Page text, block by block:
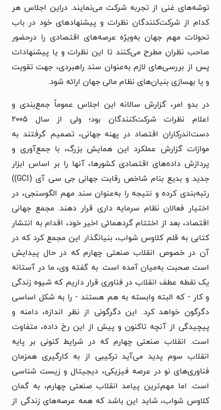
توشه‌های غنی از تجربه شرکت می‌نمایند. دراین اجلاس هر
کدام از شرکت‌کنندگان نظرات و پیشنهادهای خود در باب
تحولات مهم جهان به‌ویژه عرصه‌های اقتصادی را درحضور
صاحب نظران مطرح می‌کنند تا این نظرات و یا پیشنهادات
پس از بررسی‌های لازم به‌عنوان سند راهبردی، جهت تقویت
و یا بهسازی بنیان‌های نظام مالی جهان ارائه شود.
در بدو امر، گزارش سالانه این اجلاس عموماً جمع‌بندی و
اعلام نظرات شرکت‌کنندگان بود؛ ولی از سال ۲۰۰۵
دست‌اندرکاران اقتصاد در پهنه جهانی، تصمیم گرفتند به
موازات گزارش عملکرد این همایش بزرگ، با جمع‌آوری و
پردازش داده‌های اقتصادی کشورها، آنها را بر اساس ابزار
جدید و بدیع بنام شاخص رقابت جهانی
جی سی آی (GCI))
رتبه‌بندی کرده و نتیجه را به‌عنوان سند مهم الگوسنجی، در
اختیار فعالان نظام سرمایه داری قرار دهند. مجمع جهانی
اقتصاد، بعد از اختتام گردهمائی اخیر خود، اقدام به انتشار
کتابی به قلم کلاوس شواب، بنیانگذار این مجمع کرد که در
آن در خصوص انقلاب صنعتی چهارم که در حال پیدایش
است صحبت به‌میان آمده است. به گفته وی، ما در آستانه
یک نقطه عطف انقلاب در فناوری قرار داریم که شیوه زندگی
و کار - که البته وابسته به هم هستند - را به شکل اساسی
دگرگون خواهد کرد. این دگرگونی از نظر اندازه، دامنه و
پیچیدگی از آنچه تاکنون و پیش از این رخ داده، متفاوت
است. انقلاب صنعتی چهارم که در شرایط کنونی بر پایه
انقلاب سوم پدید می‌آید ترکیبی از به کارگیری همزمان
فناوری‌های نو در عرصه فیزیکی، دیجیتال و زیست شناسی
است. اما مهم‌ترین پیامد انقلاب صنعتی چهارم، به گمان
کلاوس شواب، شاید این باشد که همه عرصه‌های زندگی از